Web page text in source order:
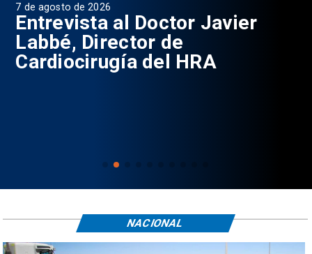
7 de agosto de 2026
Entrevista al Doctor Javier
Labbé, Director de
Cardiocirugía del HRA
NACIONAL